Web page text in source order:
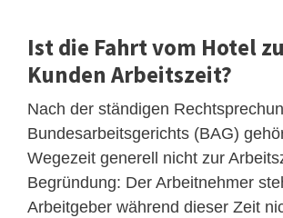
Ist die Fahrt vom Hotel
Kunden Arbeitszeit?
Nach der ständigen
Bundesarbeitsgerichts (BAG)
Wegezeit generell nicht zur
Begründung: Der Arbeitnehmer
Arbeitgeber während dieser Zeit